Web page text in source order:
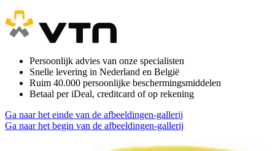
Persoonlijk advies van onze specialisten
Snelle levering in Nederland en België
Ruim 40.000 persoonlijke beschermingsmiddelen
Betaal per iDeal, creditcard of op rekening
Ga naar het einde van de afbeeldingen-gallerij
Ga naar het begin van de afbeeldingen-gallerij